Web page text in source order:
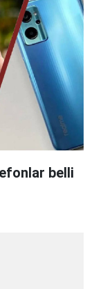
belli